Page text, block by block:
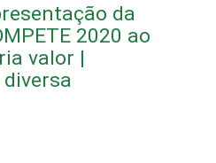
da
2020 ao
valor |